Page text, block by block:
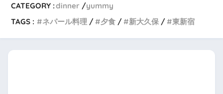
CATEGORY :dinner
yummy
TAGS :
ネパール料理 夕食 新大久保 東新宿